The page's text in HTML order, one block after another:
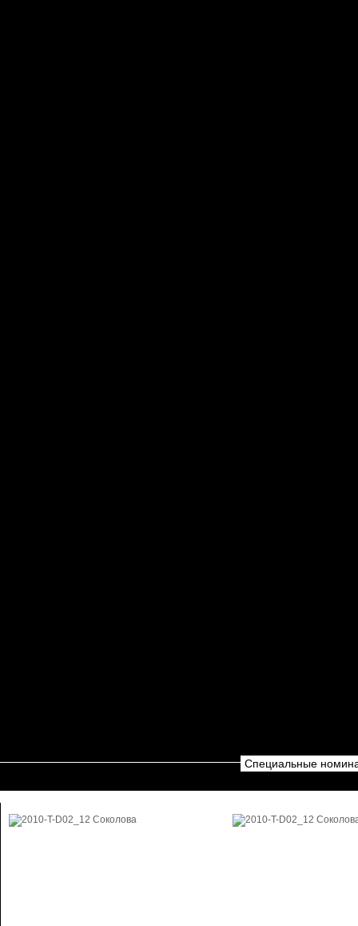
Специальные